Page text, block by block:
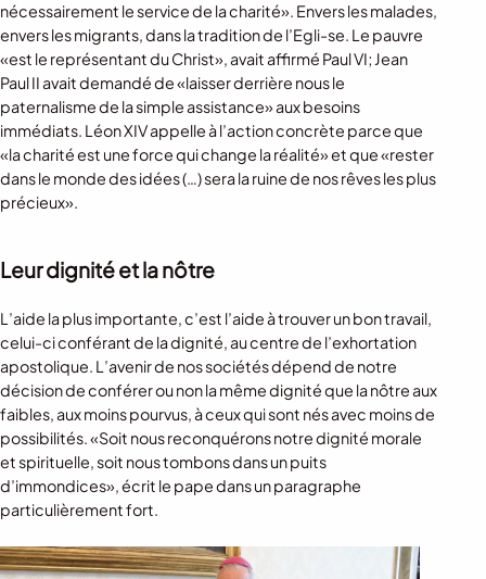
nécessairement le service de la charité». Envers les malades,
envers les migrants, dans la tradition de l’Egli-se. Le pauvre
«est le représentant du Christ», avait affirmé Paul VI; Jean
Paul II avait demandé de «laisser derrière nous le
paternalisme de la simple assistance» aux besoins
immédiats. Léon XIV appelle à l’action concrète parce que
«la charité est une force qui change la réalité» et que «rester
dans le monde des idées (…) sera la ruine de nos rêves les plus
précieux».
Leur dignité et la nôtre
L’aide la plus importante, c’est l’aide à trouver un bon travail,
celui-ci conférant de la dignité, au centre de l’exhortation
apostolique. L’avenir de nos sociétés dépend de notre
décision de conférer ou non la même dignité que la nôtre aux
faibles, aux moins pourvus, à ceux qui sont nés avec moins de
possibilités. «Soit nous reconquérons notre dignité morale
et spirituelle, soit nous tombons dans un puits
d’immondices», écrit le pape dans un paragraphe
particulièrement fort.